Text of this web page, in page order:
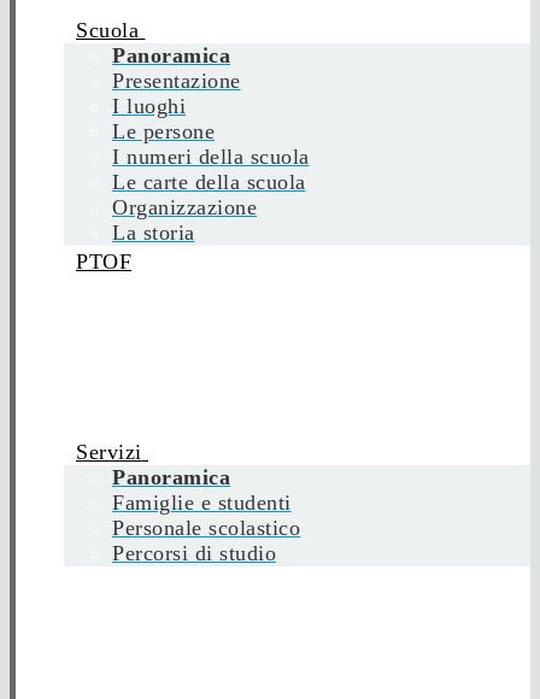
Scuola
Panoramica
Presentazione
I luoghi
Le persone
I numeri della scuola
Le carte della scuola
Organizzazione
La storia
PTOF
Servizi
Panoramica
Famiglie e studenti
Personale scolastico
Percorsi di studio